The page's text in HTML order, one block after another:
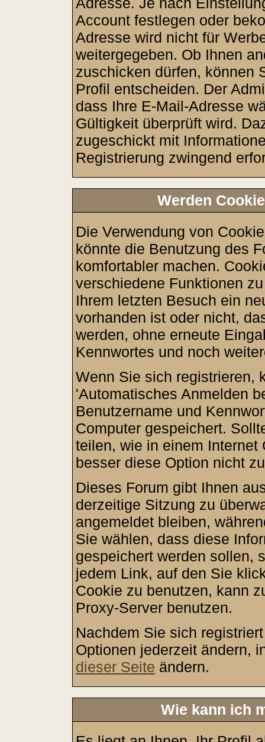
Account festlegen oder
Adresse wird nicht für
weitergegeben. Ob Ihnen
zuschicken dürfen, können
Profil entscheiden. Der
dass Ihre E-Mail-Adresse
Gültigkeit überprüft wird.
zugeschickt mit
Registrierung zwingend
Werden
Die Verwendung von
könnte die Benutzung des
komfortabler machen.
verschiedene Funktionen
Ihrem letzten Besuch ein
vorhanden ist oder nicht,
werden, ohne erneute
Kennwortes und noch
Wenn Sie sich registrieren,
'Automatisches Anmelden
Benutzername und
Computer gespeichert.
teilen, wie in einem Internet
besser diese Option nicht
Dieses Forum gibt Ihnen
derzeitige Sitzung zu
angemeldet bleiben,
Sie wählen, dass diese
gespeichert werden sollen,
jedem Link, auf den Sie
Cookie zu benutzen, kann
Proxy-Server benutzen.
Nachdem Sie sich
Optionen jederzeit ändern,
dieser Seite ändern.
Wie kann ich